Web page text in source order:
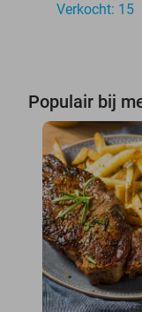
Verkocht: 15
Populair bij